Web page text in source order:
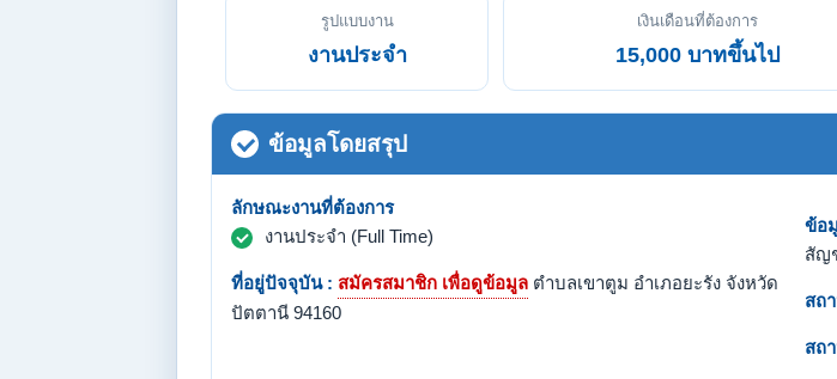
รูปแบบงาน
งานประจำ
เงินเดือนที่ต้องการ
15,000 บาทขึ้นไป
ข้อมูลโดยสรุป
ลักษณะงานที่ต้องการ
งานประจำ (Full Time)
ที่อยู่ปัจจุบัน : สมัครสมาชิก เพื่อดูข้อมูล ตำบลเขาตูม อำเภอยะรัง จังหวัด
ปัตตานี 94160
ข้อ
สัญ
สถ
สถ